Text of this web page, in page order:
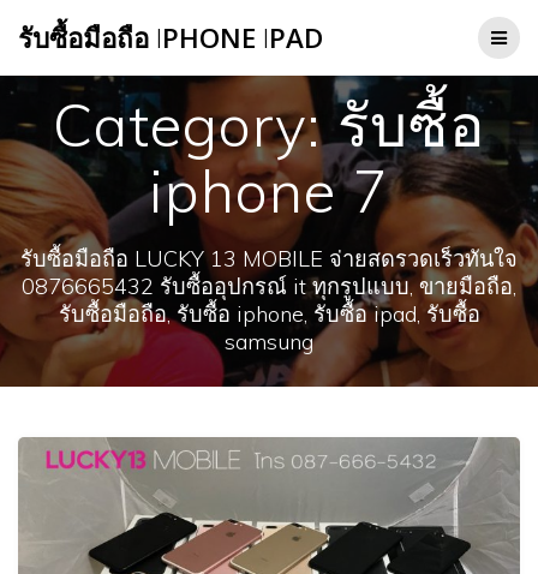
to
รับซื้อมือถือ IPHONE IPAD
Category:รับซื้อ
iphone 7
รับซื้อมือถือ LUCKY 13 MOBILE จ่ายสดรวดเร็วทันใจ
0876665432 รับซื้ออุปกรณ์ it ทุกรูปแบบ, ขายมือถือ,
รับซื้อมือถือ, รับซื้อ iphone, รับซื้อ ipad, รับซื้อ
samsung